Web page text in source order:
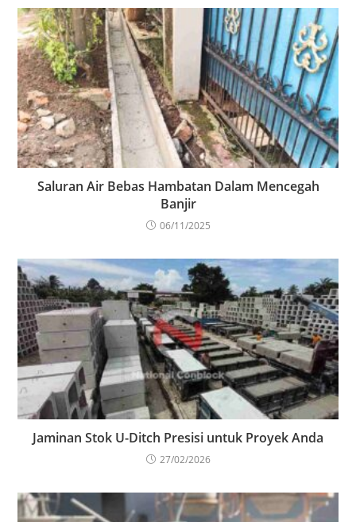
Saluran Air Bebas Hambatan Dalam Mencegah
Banjir
06/11/2025
Jaminan Stok U-Ditch Presisi untuk Proyek Anda
27/02/2026